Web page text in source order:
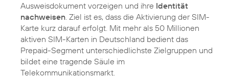
Ausweisdokument vorzeigen und ihre Identität
nachweisen . Ziel ist es, dass die Aktivierung der SIM-
Karte kurz darauf erfolgt. Mit mehr als 50 Millionen
aktiven SIM-Karten in Deutschland bedient das
Prepaid-Segment unterschiedlichste Zielgruppen und
bildet eine tragende Säule im
Telekommunikationsmarkt.